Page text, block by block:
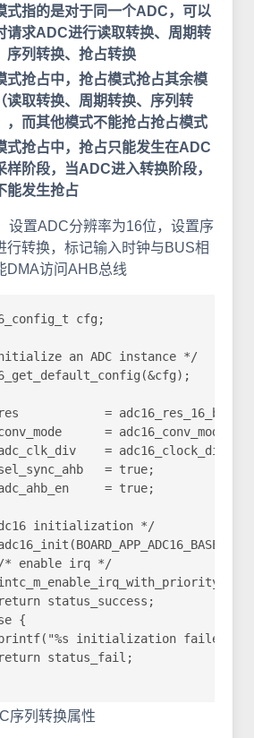
式指的是对于同一个ADC，可以
请求ADC进行读取转换、周期转
序列转换、抢占转换
式抢占中，抢占模式抢占其余模
读取转换、周期转换、序列转
，而其他模式不能抢占抢占模式
式抢占中，抢占只能发生在ADC
样阶段，当ADC进入转换阶段，
能发生抢占
设置ADC分辨率为16位，设置序
行转换，标记输入时钟与BUS相
DMA访问AHB总线
cfg;
an ADC instance */
= adc16_res_16_bits;
=
=
= true;
= true;
initialization */
* enable irq */
status_success;
{
initialization
status_fail;
序列转换属性